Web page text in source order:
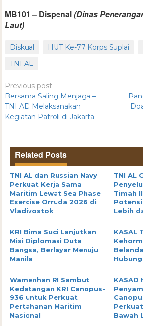
MB101 – Dispenal(Dinas
Laut)
Diskual HUT Ke-77 Korps Suplai
TNI AL
Previous post
Bersama Saling Menjaga –
TNI AD Melaksanakan
Kegiatan Patroli di Jakarta
Related Posts
TNI AL dan Russian Navy
Perkuat Kerja Sama
Maritim Lewat Sea Phase
Exercise Orruda 2026 di
Vladivostok
TNI AL
Timah
Potensi
Lebih
KRI Bima Suci Lanjutkan
Misi Diplomasi Duta
Bangsa, Berlayar Menuju
Manila
KASAL
Wamenhan RI Sambut
Kedatangan KRI Canopus-
936 untuk Perkuat
Pertahanan Maritim
Nasional
KASAD
Bawah